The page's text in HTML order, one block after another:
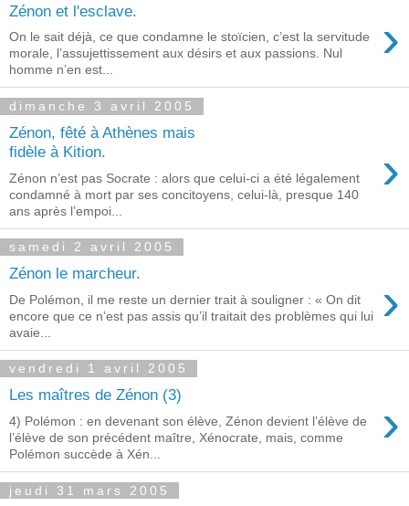
Zénon et l'esclave. ›
On le sait déjà, ce que condamne le stoïcien, c’est la servitude
morale, l’assujettissement aux désirs et aux passions. Nul
homme n’en est...
dimanche 3 avril 2005
Zénon, fêté à Athènes mais
fidèle à Kition.
›
Zénon n’est pas Socrate : alors que celui-ci a été légalement
condamné à mort par ses concitoyens, celui-là, presque 140
ans après l’empoi...
samedi 2 avril 2005
Zénon le marcheur. ›
De Polémon, il me reste un dernier trait à souligner : « On dit
encore que ce n’est pas assis qu’il traitait des problèmes qui lui
avaie...
vendredi 1 avril 2005
Les maîtres de Zénon (3) ›
4) Polémon : en devenant son élève, Zénon devient l’élève de
l’élève de son précédent maître, Xénocrate, mais, comme
Polémon succède à Xén...
jeudi 31 mars 2005